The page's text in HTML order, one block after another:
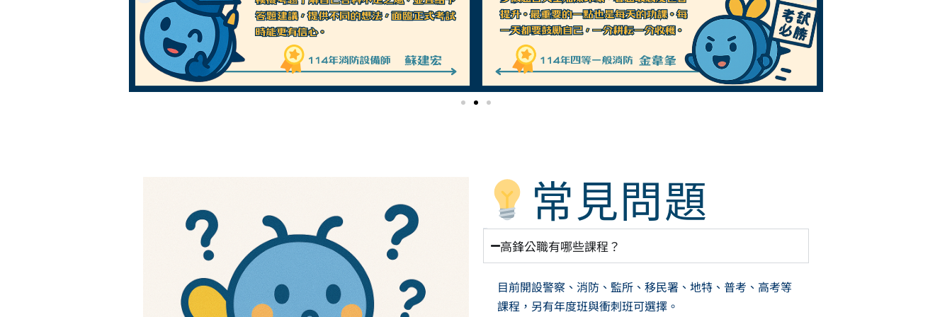
常見問題
高鋒公職有哪些課程？
目前開設警察、消防、監所、移民署、地特、普考、高考等
課程，另有年度班與衝刺班可選擇。